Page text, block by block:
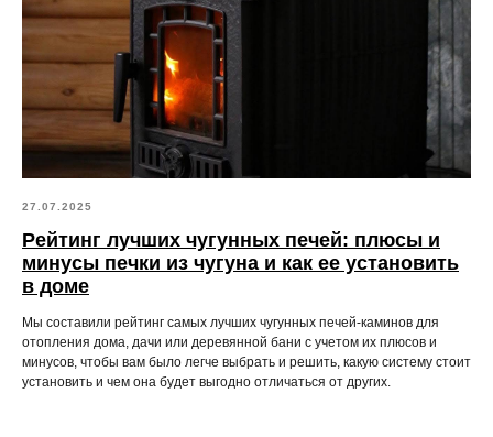
27.07.2025
Рейтинг лучших чугунных печей: плюсы и
минусы печки из чугуна и как ее установить
в доме
Мы составили рейтинг самых лучших чугунных печей-каминов для
отопления дома, дачи или деревянной бани с учетом их плюсов и
минусов, чтобы вам было легче выбрать и решить, какую систему стоит
установить и чем она будет выгодно отличаться от других.